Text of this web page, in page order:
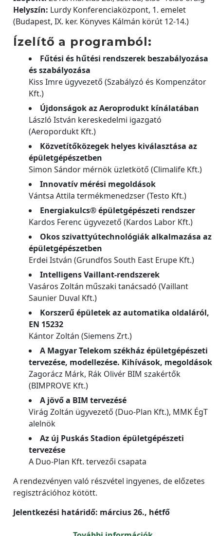
Helyszín: Lurdy Konferenciaközpont, 1. emelet
(Budapest, IX. ker. Könyves Kálmán körút 12-14.)
Ízelítő a programból:
Fűtési és hűtési rendszerek beszabályozása
és szabályozása
Kiss Imre ügyvezető (Szabályzó és Kompenzátor
Kft.)
Újdonságok az Aeroprodukt kínálatában
László István kereskedelmi igazgató
(Aeropordukt Kft.)
Közvetítőközegek helyes kiválasztása az
épületgépészetben
Simon Sándor mérnök üzletkötő (Climalife Kft.)
Innovatív mérési megoldások
Vántsa Attila termékmenedzser (Testo Kft.)
Energiakulcs® épületgépészeti rendszer
Kardos Ferenc ügyvezető (Kardos Labor Kft.)
Okos szivattyútechnológiák alkalmazása az
épületgépészetben
Erdei István (Grundfos South East Erupe Kft.)
Intelligens Vaillant-rendszerek
Vasáros Zoltán műszaki tanácsadó (Vaillant
Saunier Duval Kft.)
Korszerű épületek az automatika oldaláról,
EN 15232
Kántor Zoltán (Siemens Zrt.)
A Magyar Telekom székház épületgépészeti
tervezése, modellezése. Kihívások, megoldások
Zagorácz Márk, Rák Olivér BIM szakértők
(BIMPROVE Kft.)
A jövő a BIM tervezésé
Virág Zoltán ügyvezető (Duo-Plan Kft.), MMK ÉgT
alelnök
Az új Puskás Stadion épületgépészeti
tervezése
A Duo-Plan Kft. tervezői csapata
A rendezvényen való részvétel ingyenes, de előzetes
regisztrációhoz kötött.
Jelentkezési határidő: március 26., hétfő